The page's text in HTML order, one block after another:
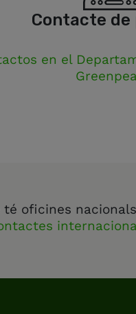
Contacte de
en el
té oficines